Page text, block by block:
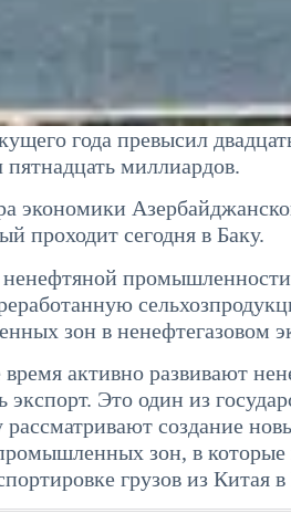
года превысил
миллиардов.
экономики
проходит сегодня в Баку.
промышленности
зон в ненефтегазовом
активно развивают
Это один из
рассматривают создание
зон, в
грузов из Китая в